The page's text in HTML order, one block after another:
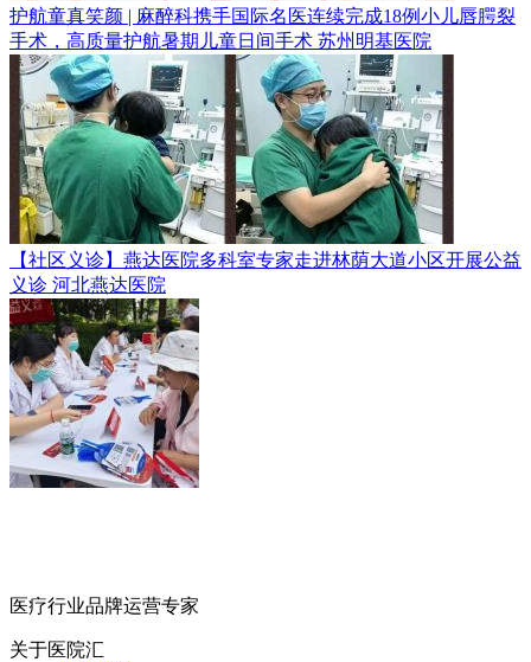
护航童真笑颜 | 麻醉科携手国际名医连续完成18例小儿唇腭裂
手术，高质量护航暑期儿童日间手术 苏州明基医院
【社区义诊】燕达医院多科室专家走进林荫大道小区开展公益
义诊 河北燕达医院
医疗行业品牌运营专家
关于医院汇